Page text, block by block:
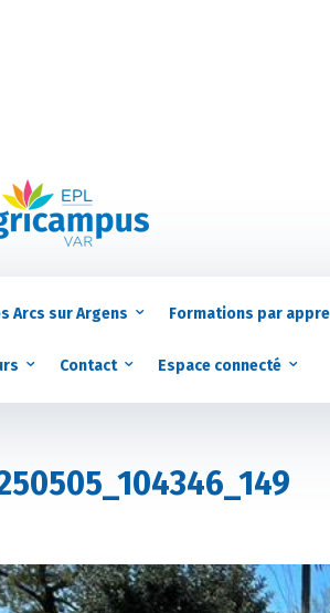
Arcs sur Argens Formations par
Contact Espace connecté